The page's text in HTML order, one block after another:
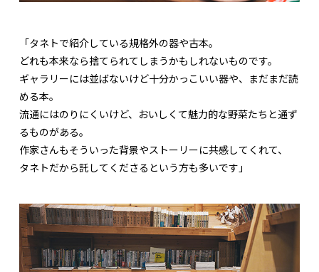
「タネトで紹介している規格外の器や古本。
どれも本来なら捨てられてしまうかもしれないものです。
ギャラリーには並ばないけど十分かっこいい器や、まだまだ読
める本。
流通にはのりにくいけど、おいしくて魅力的な野菜たちと通ず
るものがある。
作家さんもそういった背景やストーリーに共感してくれて、
タネトだから託してくださるという方も多いです」